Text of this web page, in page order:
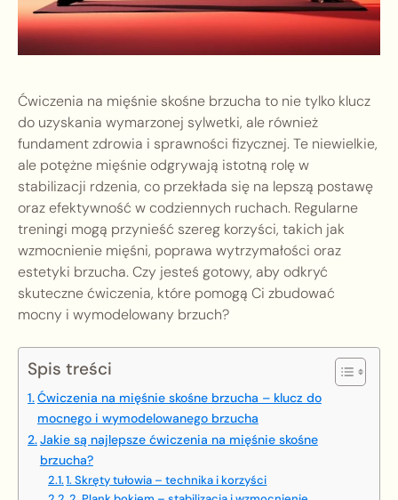
Ćwiczenia na mięśnie skośne brzucha to nie tylko klucz
do uzyskania wymarzonej sylwetki, ale również
fundament zdrowia i sprawności fizycznej. Te niewielkie,
ale potężne mięśnie odgrywają istotną rolę w
stabilizacji rdzenia, co przekłada się na lepszą postawę
oraz efektywność w codziennych ruchach. Regularne
treningi mogą przynieść szereg korzyści, takich jak
wzmocnienie mięśni, poprawa wytrzymałości oraz
estetyki brzucha. Czy jesteś gotowy, aby odkryć
skuteczne ćwiczenia, które pomogą Ci zbudować
mocny i wymodelowany brzuch?
Spis treści
Ćwiczenia na mięśnie skośne brzucha – klucz do
mocnego i wymodelowanego brzucha
Jakie są najlepsze ćwiczenia na mięśnie skośne
brzucha?
1. Skręty tułowia – technika i korzyści